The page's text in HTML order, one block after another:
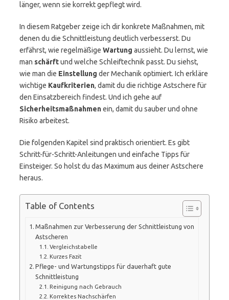
länger, wenn sie korrekt gepflegt wird.
In diesem Ratgeber zeige ich dir konkrete Maßnahmen, mit
denen du die Schnittleistung deutlich verbesserst. Du
erfährst, wie regelmäßige Wartung aussieht. Du lernst, wie
man schärftund welche Schleiftechnik passt. Du siehst,
wie man die Einstellung der Mechanik optimiert. Ich erkläre
wichtige Kaufkriterien, damit du die richtige Astschere für
den Einsatzbereich findest. Und ich gehe auf
Sicherheitsmaßnahmenein, damit du sauber und ohne
Risiko arbeitest.
Die folgenden Kapitel sind praktisch orientiert. Es gibt
Schritt-für-Schritt-Anleitungen und einfache Tipps für
Einsteiger. So holst du das Maximum aus deiner Astschere
heraus.
Table of Contents
Maßnahmen zur Verbesserung der Schnittleistung von
Astscheren
Vergleichstabelle
Kurzes Fazit
Pflege- und Wartungstipps für dauerhaft gute
Schnittleistung
Reinigung nach Gebrauch
Korrektes Nachschärfen